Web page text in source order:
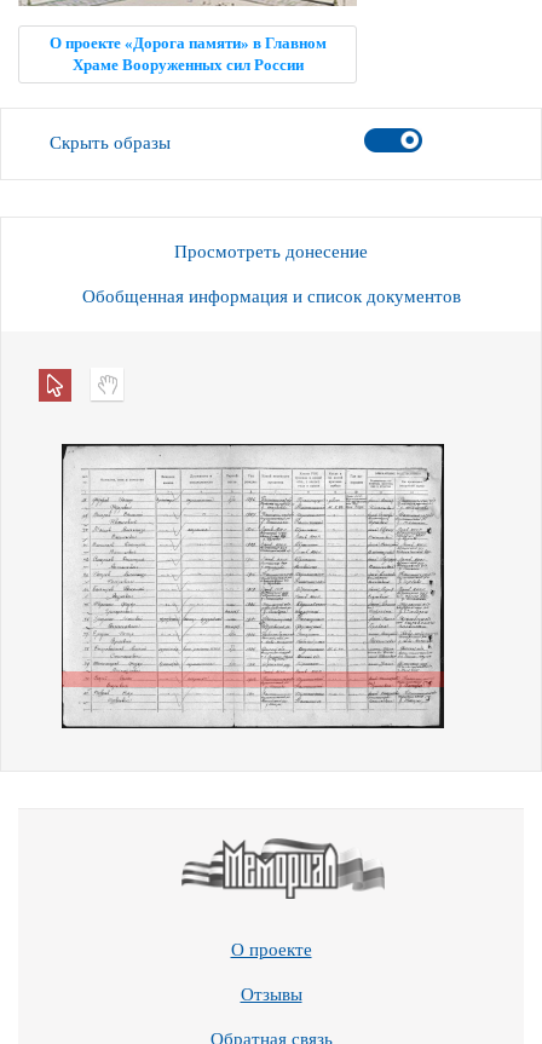
О проекте «Дорога памяти» в Главном
Храме Вооруженных сил России
Скрыть образы
Просмотреть донесение
Обобщенная информация и список документов
О проекте
Отзывы
Обратная связь